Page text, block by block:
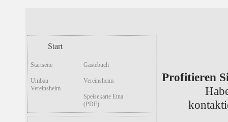
Start
Startseite Gästebuch
Umbau
Vereinsheim
Vereinsheim
Speisekarte Etna
(PDF)
Profitieren